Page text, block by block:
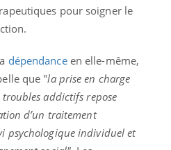
pour soigner le
dépendanceen elle-même,
que "la prise en charge
troubles addictifs repose
d’un traitement
psychologique individuel et